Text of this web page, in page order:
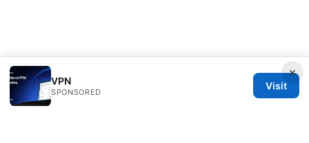
×
VPN
SPONSORED
Visit